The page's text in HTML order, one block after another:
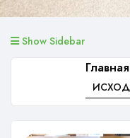
Show Sidebar
Главная